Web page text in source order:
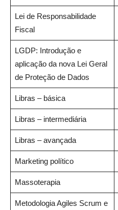
Lei de Responsabilidade
Fiscal
LGDP: Introdução e
aplicação da nova Lei Geral
de Proteção de Dados
Libras – básica
Libras – intermediária
Libras – avançada
Marketing político
Massoterapia
Metodologia Agiles Scrum e